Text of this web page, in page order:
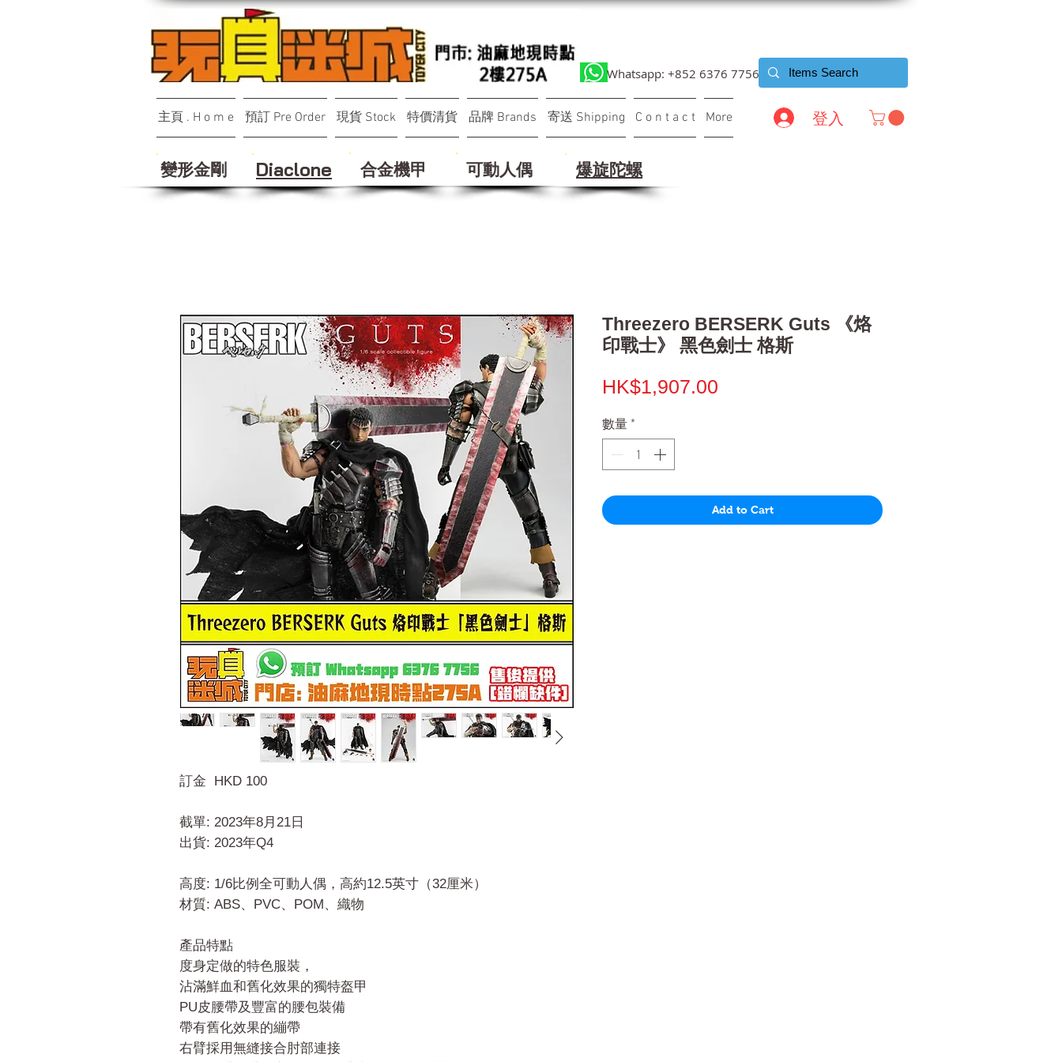
Whatsapp: +852 6376 7756
主頁 . H o m e 預訂 Pre Order 現貨 Stock 特價清貨 品牌 Brands 寄送 Shipping C o n t a c t More 登入
變形金剛 Diaclone 合金機甲 可動人偶 ​爆旋陀螺
訂金 HKD 100
截單: 2023年8月21日
出貨: 2023年Q4
高度: 1/6比例全可動人偶，高約12.5英寸（32厘米）
材質: ABS、PVC、POM、織物
產品特點
度身定做的特色服裝，
沾滿鮮血和舊化效果的獨特盔甲
PU皮腰帶及豐富的腰包裝備
帶有舊化效果的繃帶
右臂採用無縫接合肘部連接
Threezero BERSERK Guts 《烙
印戰士》 黑色劍士 格斯
HK$1,907.00
數量 *
Add to Cart